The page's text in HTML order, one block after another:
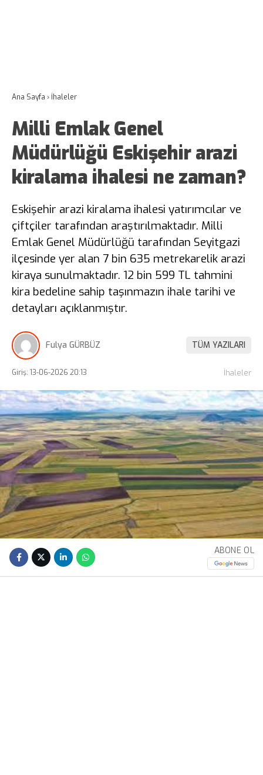
Ana Sayfa › İhaleler
Milli Emlak Genel
Müdürlüğü Eskişehir arazi
kiralama ihalesi ne zaman?
Eskişehir arazi kiralama ihalesi yatırımcılar ve
çiftçiler tarafından araştırılmaktadır. Milli
Emlak Genel Müdürlüğü tarafından Seyitgazi
ilçesinde yer alan 7 bin 635 metrekarelik arazi
kiraya sunulmaktadır. 12 bin 599 TL tahmini
kira bedeline sahip taşınmazın ihale tarihi ve
detayları açıklanmıştır.
Fulya GÜRBÜZ TÜM YAZILARI
Giriş: 13-06-2026 20:13 İhaleler
ABONE OL